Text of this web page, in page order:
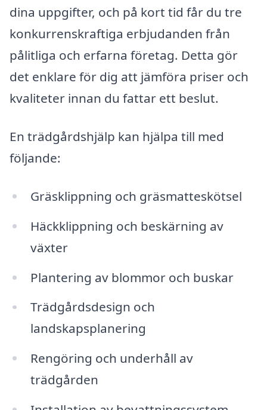
dina uppgifter, och på kort tid får du tre
konkurrenskraftiga erbjudanden från
pålitliga och erfarna företag. Detta gör
det enklare för dig att jämföra priser och
kvaliteter innan du fattar ett beslut.
En trädgårdshjälp kan hjälpa till med
följande:
Gräsklippning och gräsmatteskötsel
Häckklippning och beskärning av
växter
Plantering av blommor och buskar
Trädgårdsdesign och
landskapsplanering
Rengöring och underhåll av
trädgården